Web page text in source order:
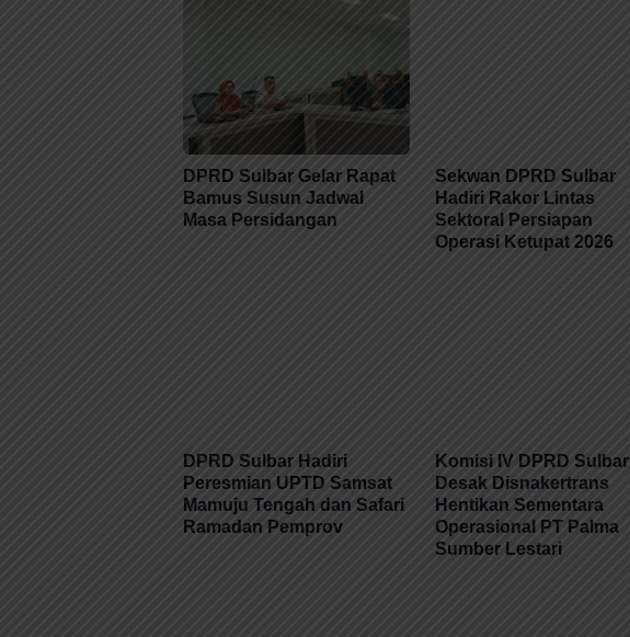
DPRD Sulbar Gelar Rapat
Bamus Susun Jadwal
Masa Persidangan
Sekwan DPRD Sulbar
Hadiri Rakor Lintas
Sektoral Persiapan
Operasi Ketupat 2026
DPRD Sulbar Hadiri
Peresmian UPTD Samsat
Mamuju Tengah dan Safari
Ramadan Pemprov
Komisi IV DPRD Sulbar
Desak Disnakertrans
Hentikan Sementara
Operasional PT Palma
Sumber Lestari